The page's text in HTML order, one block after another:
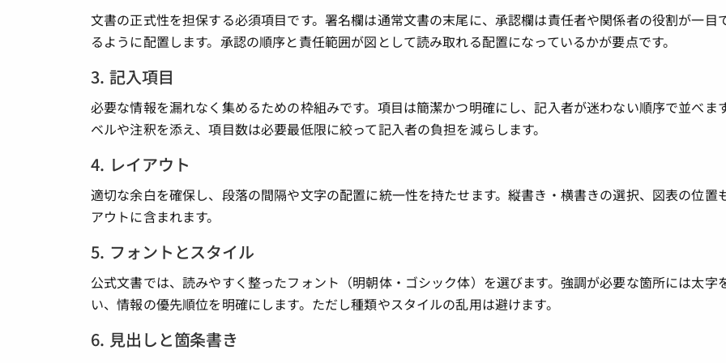
文書の正式性を担保する必須項目です。署名欄は通常文書の末尾に、承認欄は責任者や関係者の役割が一目
るように配置します。承認の順序と責任範囲が図として読み取れる配置になっているかが要点です。
3. 記入項目
必要な情報を漏れなく集めるための枠組みです。項目は簡潔かつ明確にし、記入者が迷わない順序で並べま
ベルや注釈を添え、項目数は必要最低限に絞って記入者の負担を減らします。
4. レイアウト
適切な余白を確保し、段落の間隔や文字の配置に統一性を持たせます。縦書き・横書きの選択、図表の位置
アウトに含まれます。
5. フォントとスタイル
公式文書では、読みやすく整ったフォント（明朝体・ゴシック体）を選びます。強調が必要な箇所には太字
い、情報の優先順位を明確にします。ただし種類やスタイルの乱用は避けます。
6. 見出しと箇条書き